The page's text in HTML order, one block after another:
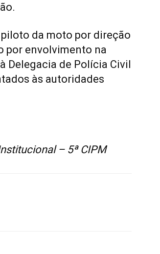
da moto por direção
por envolvimento na
Delegacia de Polícia Civil
às autoridades
– 5ª CIPM